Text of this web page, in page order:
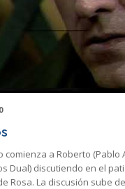
comienza a Roberto (Pablo
Dual) discutiendo en el
Rosa. La discusión sube